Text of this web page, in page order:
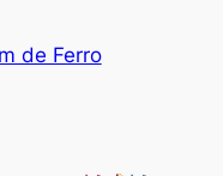
de Ferro